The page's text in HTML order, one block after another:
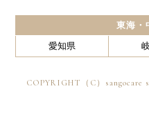
東海・
愛知県
COPYRIGHT（C）sangocare